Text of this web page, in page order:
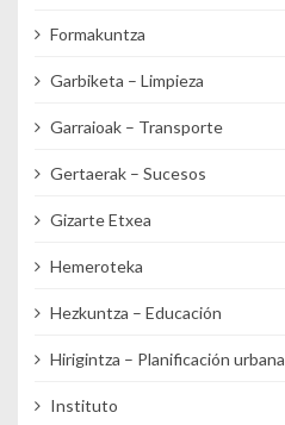
Formakuntza
Garbiketa – Limpieza
Garraioak – Transporte
Gertaerak – Sucesos
Gizarte Etxea
Hemeroteka
Hezkuntza – Educación
Hirigintza – Planificación urbana
Instituto